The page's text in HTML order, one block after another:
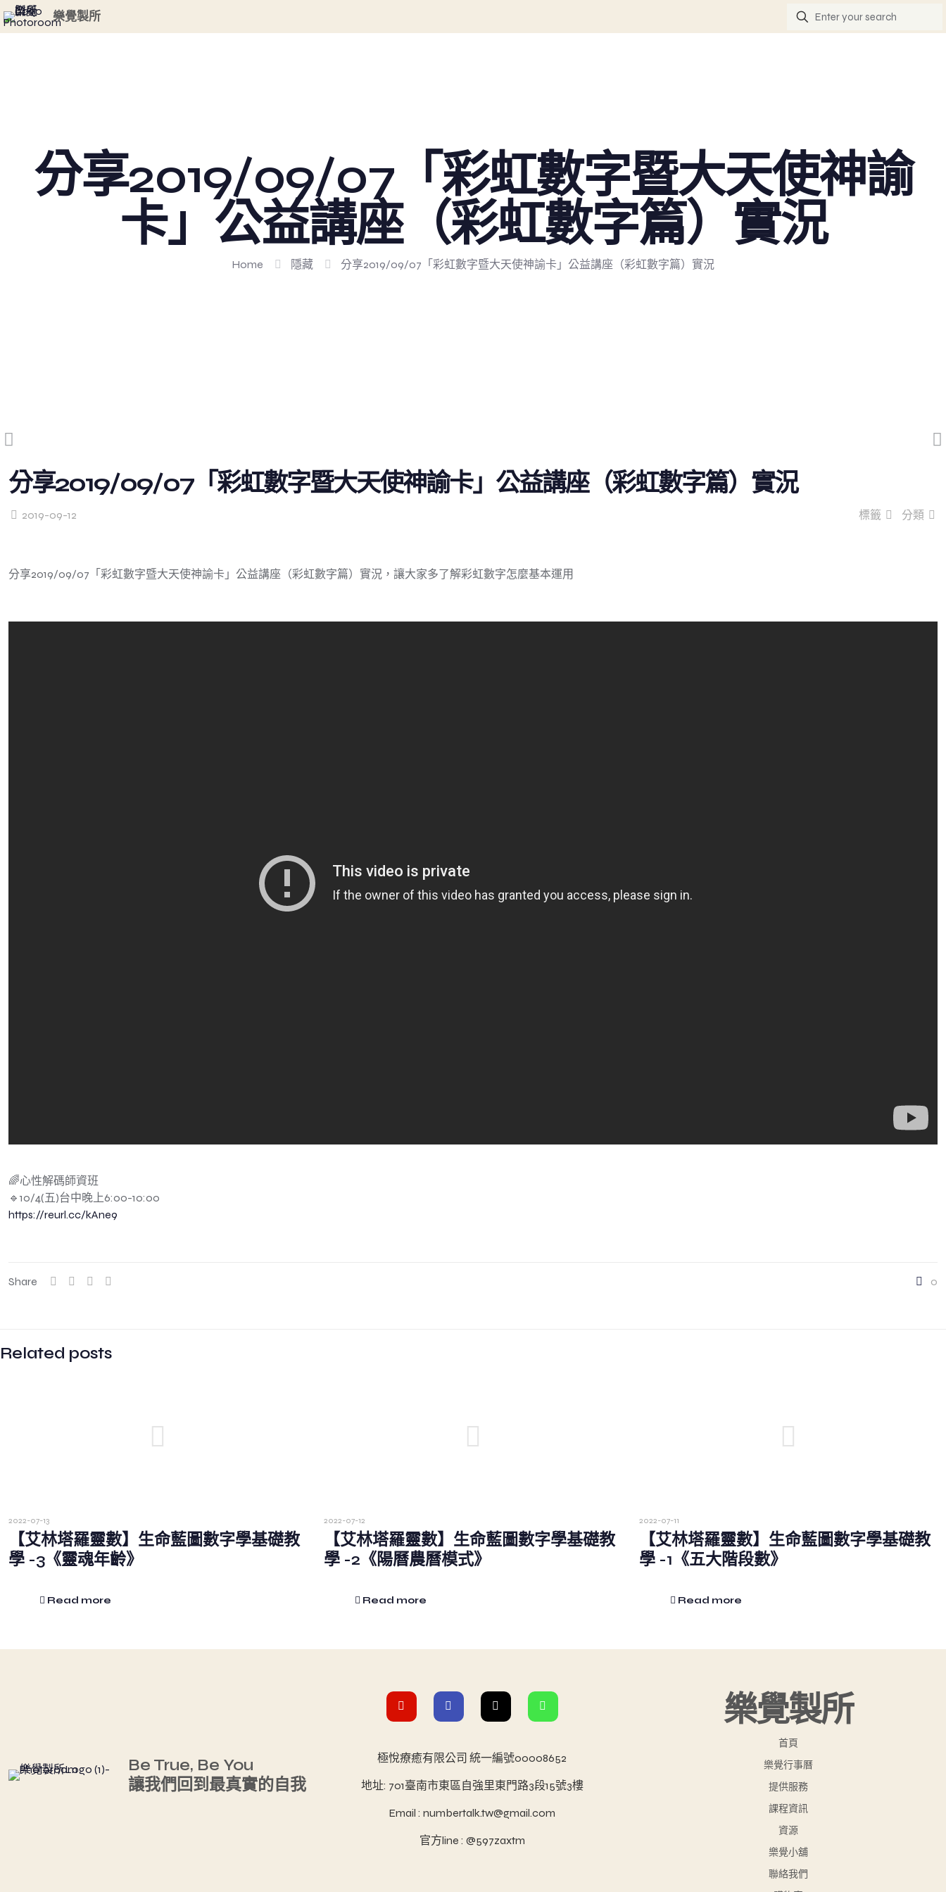
G-GHF9TLS5W3
樂覺製所
分享2019/09/07「彩虹數字暨大天使神諭
卡」公益講座（彩虹數字篇）實況
Home 隱藏 分享2019/09/07「彩虹數字暨大天使神諭卡」公益講座（彩虹數字篇）實況
分享2019/09/07「彩虹數字暨大天使神諭卡」公益講座（彩虹數字篇）實況
2019-09-12 分類
標籤
分享2019/09/07「彩虹數字暨大天使神諭卡」公益講座（彩虹數字篇）實況，讓大家多了解彩虹數字怎麼基本運用
🌈心性解碼師資班
🔹10/4(五)台中晚上6:00-10:00
https://reurl.cc/kAne9
Share 0
Related posts
2022-07-13
【艾林塔羅靈數】生命藍圖數字學基礎教
學 -3《靈魂年齡》
Read more
2022-07-12
【艾林塔羅靈數】生命藍圖數字學基礎教
學 -2《陽曆農曆模式》
Read more
2022-07-11
【艾林塔羅靈數】生命藍圖數字學基礎教
學 -1《五大階段數》
Read more
Be True, Be You
讓我們回到最真實的自我
極悅療癒有限公司 統一編號00008652
地址: 701臺南市東區自強里東門路3段15號3樓
Email : numbertalk.tw@gmail.com
官方line : @597zaxtm
樂覺製所
首頁
樂覺行事曆
提供服務
課程資訊
資源
樂覺小舖
聯絡我們